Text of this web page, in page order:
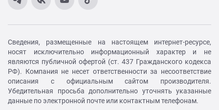
Сведения, размещенные на настоящем интернет-ресурсе,
носят исключительно информационный характер и не
являются публичной офертой (ст. 437 Гражданского кодекса
РФ). Компания не несет ответственности за несоответствие
описания с официальным сайтом производителя.
Убедительная просьба дополнительно уточнять указанные
данные по электронной почте или контактным телефонам.